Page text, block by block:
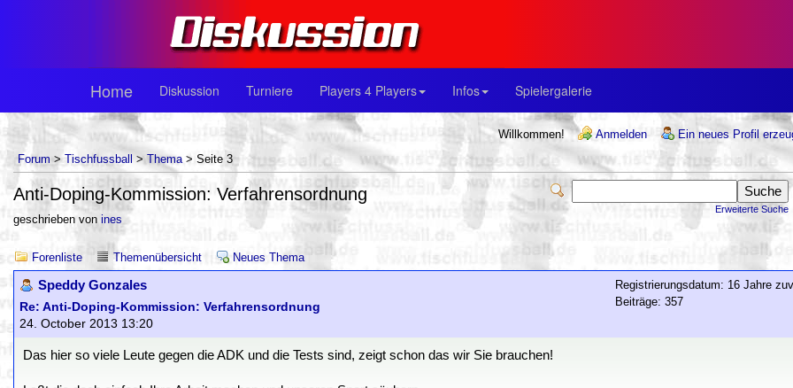
Home Diskussion Turniere Players 4 Players Infos Spielergalerie
Willkommen! Anmelden
Ein neues Profil
Forum > Tischfussball > Thema> Seite 3
Erweiterte Suche
Anti-Doping-Kommission: Verfahrensordnung
geschrieben von ines
Forenliste Themenübersicht Neues Thema
Speddy Gonzales
Re: Anti-Doping-Kommission: Verfahrensordnung
24. October 2013 13:20
Registrierungsdatum: 16 Jahre
Beiträge: 357
Das hier so viele Leute gegen die ADK und die Tests sind, zeigt schon das wir Sie brauchen!